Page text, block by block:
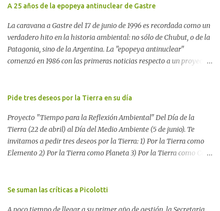
A 25 años de la epopeya antinuclear de Gastre
La caravana a Gastre del 17 de junio de 1996 es recordada como un
verdadero hito en la historia ambiental: no sólo de Chubut, o de la
Patagonia, sino de la Argentina. La "epopeya antinuclear"
comenzó en 1986 con las primeras noticias respecto a un proyecto
proyecto legislativo nacional al respecto. En este artículo, la
Movimiento Antinuclear de Chubut (MACH) liderada por Javier
Rodríguez Pardo, como una lección de rebelión democrática
territorial frente a las imposiciones de la tecnocracia nuclear
globalizada. Dossier N° 3 "La crisis nuclear en el mundo. A 10 años
Dukal.
Pide tres deseos por la Tierra en su día
Proyecto "Tiempo para la Reflexión Ambiental" Del Día de la
Tierra (22 de abril) al Día del Medio Ambiente (5 de junio). Te
invitamos a pedir tres deseos por la Tierra: 1) Por la Tierra como
Elemento 2) Por la Tierra como Planeta 3) Por la Tierra como Casa
blog para reunir todos los pedidos. Si no tenés una página web,
Se suman las críticas a Picolotti